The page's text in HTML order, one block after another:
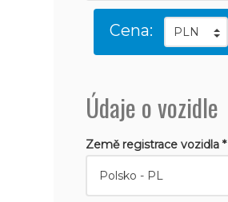
Cena:
Údaje o vozidle
Země registrace vozidla *